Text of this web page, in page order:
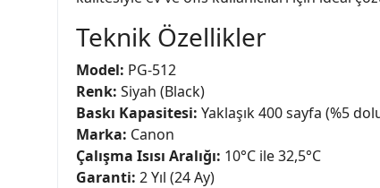
Teknik Özellikler
Model: PG-512
Renk: Siyah (Black)
Baskı Kapasitesi: Yaklaşık 400 sayfa (%5
Marka: Canon
Çalışma Isısı Aralığı: 10°C ile 32,5°C
Garanti: 2 Yıl (24 Ay)